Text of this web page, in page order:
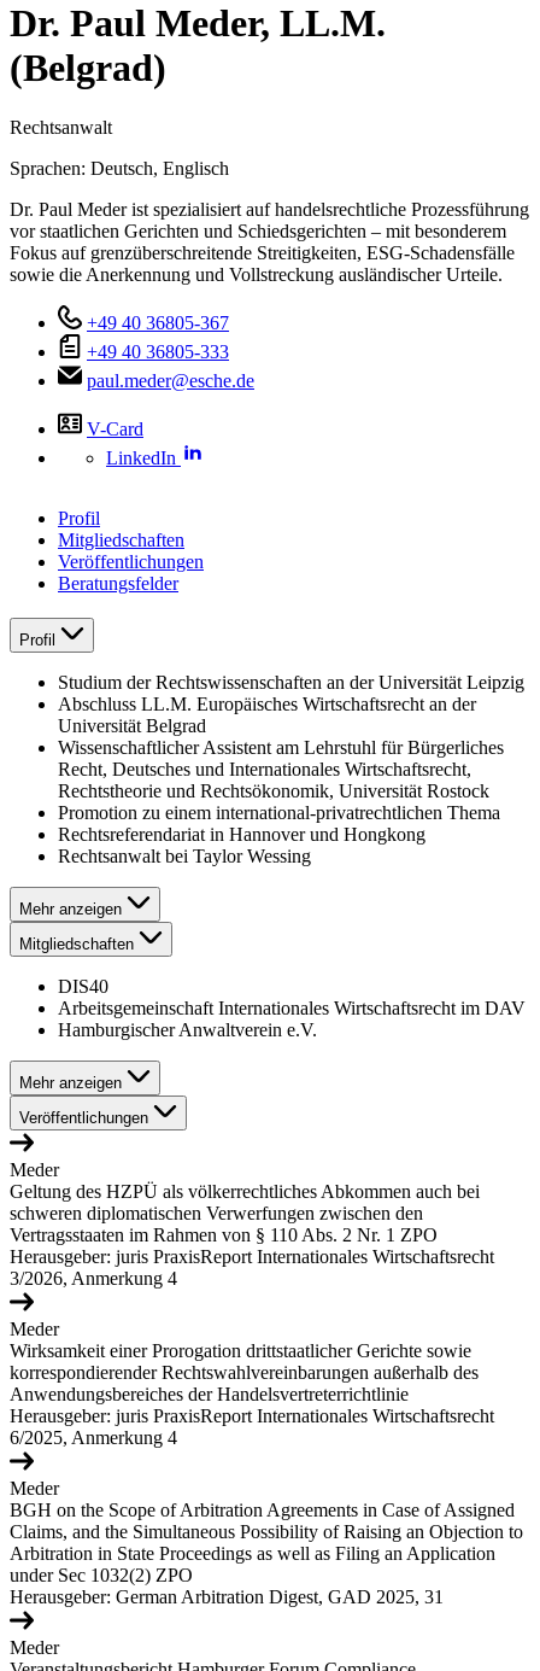
Dr. Paul Meder, LL.M.
(Belgrad)
Rechtsanwalt
Sprachen: Deutsch, Englisch
Dr. Paul Meder ist spezialisiert auf handelsrechtliche Prozessführung
vor staatlichen Gerichten und Schiedsgerichten – mit besonderem
Fokus auf grenzüberschreitende Streitigkeiten, ESG-Schadensfälle
sowie die Anerkennung und Vollstreckung ausländischer Urteile.
+49 40 36805-367
+49 40 36805-333
paul.meder@esche.de
V-Card
LinkedIn
Profil
Mitgliedschaften
Veröffentlichungen
Beratungsfelder
Profil
Studium der Rechtswissenschaften an der Universität Leipzig
Abschluss LL.M. Europäisches Wirtschaftsrecht an der
Universität Belgrad
Wissenschaftlicher Assistent am Lehrstuhl für Bürgerliches
Recht, Deutsches und Internationales Wirtschaftsrecht,
Rechtstheorie und Rechtsökonomik, Universität Rostock
Promotion zu einem international-privatrechtlichen Thema
Rechtsreferendariat in Hannover und Hongkong
Rechtsanwalt bei Taylor Wessing
Mehr anzeigen
Mitgliedschaften
DIS40
Arbeitsgemeinschaft Internationales Wirtschaftsrecht im DAV
Hamburgischer Anwaltverein e.V.
Mehr anzeigen
Veröffentlichungen
Meder
Geltung des HZPÜ als völkerrechtliches Abkommen auch bei
schweren diplomatischen Verwerfungen zwischen den
Vertragsstaaten im Rahmen von § 110 Abs. 2 Nr. 1 ZPO
Herausgeber: juris PraxisReport Internationales Wirtschaftsrecht
3/2026, Anmerkung 4
Meder
Wirksamkeit einer Prorogation drittstaatlicher Gerichte sowie
korrespondierender Rechtswahlvereinbarungen außerhalb des
Anwendungsbereiches der Handelsvertreterrichtlinie
Herausgeber: juris PraxisReport Internationales Wirtschaftsrecht
6/2025, Anmerkung 4
Meder
BGH on the Scope of Arbitration Agreements in Case of Assigned
Claims, and the Simultaneous Possibility of Raising an Objection to
Arbitration in State Proceedings as well as Filing an Application
under Sec 1032(2) ZPO
Herausgeber: German Arbitration Digest, GAD 2025, 31
Meder